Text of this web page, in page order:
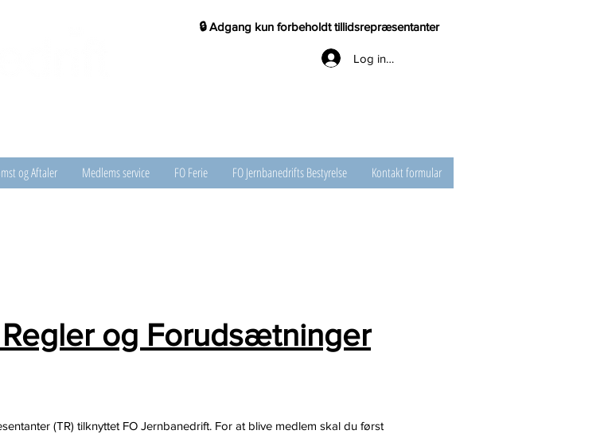
🔒 Adgang kun forbeholdt tillidsrepræsentanter
Log ind til TR
og Aftaler Medlems service FO Ferie FO Jernbanedrifts Bestyrelse Kontakt formular
og Forudsætninger
(TR) tilknyttet FO Jernbanedrift. For at blive medlem skal du først